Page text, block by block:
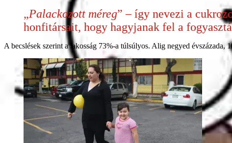
„Palackozott méreg” – így nevezi a
honfitársait, hogy hagyjanak fel a
A becslések szerint a lakosság 73%-a túlsúlyos. Alig negyed